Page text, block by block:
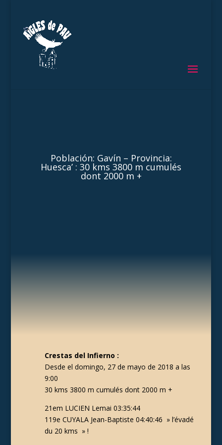
Población: Gavín – Provincia:
Huesca’ : 30 kms 3800 m cumulés
dont 2000 m +
Crestas del Infierno :
Desde el domingo, 27 de mayo de 2018 a las
9:00
30 kms 3800 m cumulés dont 2000 m +
21em LUCIEN Lemai 03:35:44
119e CUYALA Jean-Baptiste 04:40:46 » l’évadé
du 20 kms » !